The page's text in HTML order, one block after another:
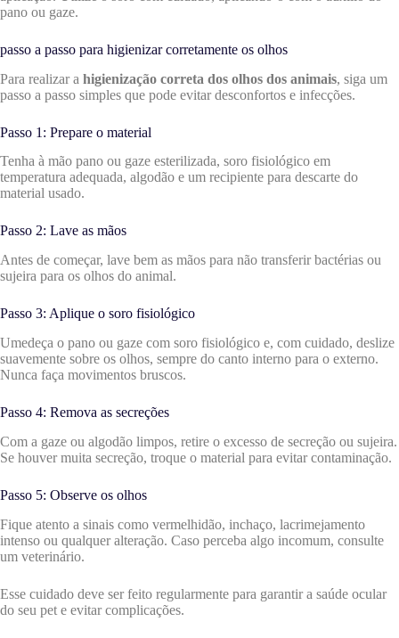
pano ou gaze.
passo a passo para higienizar corretamente os olhos
Para realizar a higienização correta dos olhos dos animais, siga um
passo a passo simples que pode evitar desconfortos e infecções.
Passo 1: Prepare o material
Tenha à mão pano ou gaze esterilizada, soro fisiológico em
temperatura adequada, algodão e um recipiente para descarte do
material usado.
Passo 2: Lave as mãos
Antes de começar, lave bem as mãos para não transferir bactérias ou
sujeira para os olhos do animal.
Passo 3: Aplique o soro fisiológico
Umedeça o pano ou gaze com soro fisiológico e, com cuidado, deslize
suavemente sobre os olhos, sempre do canto interno para o externo.
Nunca faça movimentos bruscos.
Passo 4: Remova as secreções
Com a gaze ou algodão limpos, retire o excesso de secreção ou sujeira.
Se houver muita secreção, troque o material para evitar contaminação.
Passo 5: Observe os olhos
Fique atento a sinais como vermelhidão, inchaço, lacrimejamento
intenso ou qualquer alteração. Caso perceba algo incomum, consulte
um veterinário.
Esse cuidado deve ser feito regularmente para garantir a saúde ocular
do seu pet e evitar complicações.